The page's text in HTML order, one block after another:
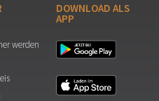
werden
DOWNLOAD ALS
APP